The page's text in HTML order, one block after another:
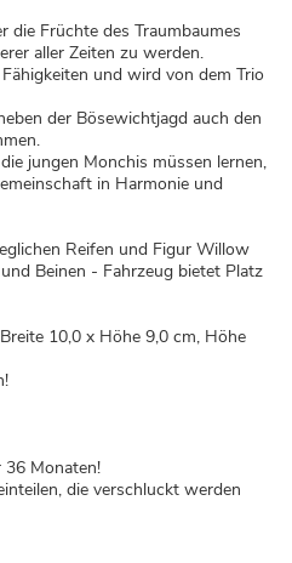
die Früchte des Traumbaumes
aller Zeiten zu werden.
und wird von dem Trio
der Bösewichtjagd auch den
jungen Monchis müssen lernen,
in Harmonie und
Reifen und Figur Willow
Beinen - Fahrzeug bietet Platz
10,0 x Höhe 9,0 cm, Höhe
Monaten!
die verschluckt werden